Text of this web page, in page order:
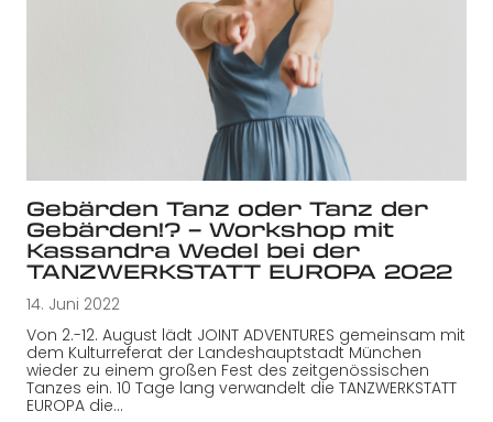
Gebärden Tanz oder Tanz der
Gebärden!? – Workshop mit
Kassandra Wedel bei der
TANZWERKSTATT EUROPA 2022
14. Juni 2022
Von 2.-12. August lädt JOINT ADVENTURES gemeinsam mit
dem Kulturreferat der Landeshauptstadt München
wieder zu einem großen Fest des zeitgenössischen
Tanzes ein. 10 Tage lang verwandelt die TANZWERKSTATT
EUROPA die…